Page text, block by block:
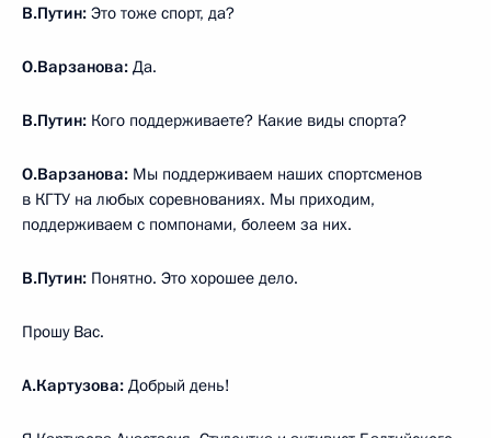
В.Путин: Это тоже спорт, да?
О.Варзанова: Да.
В.Путин: Кого поддерживаете? Какие виды спорта?
О.Варзанова: Мы поддерживаем наших спортсменов
в КГТУ на любых соревнованиях. Мы приходим,
поддерживаем с помпонами, болеем за них.
В.Путин: Понятно. Это хорошее дело.
Прошу Вас.
А.Картузова: Добрый день!